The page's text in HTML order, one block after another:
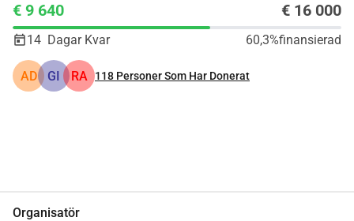
€ 9 640 € 16 000
14 Dagar Kvar 60,3%finansierad
AD GI RA 118 Personer Som Har Donerat
Organisatör